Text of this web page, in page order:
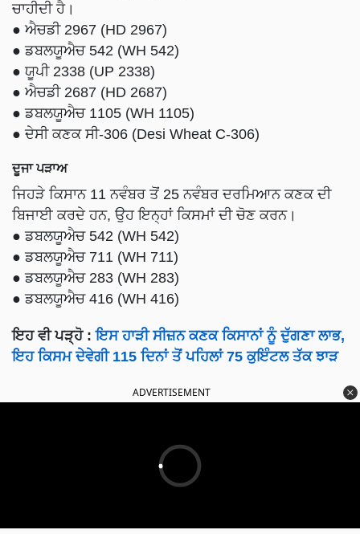
ਚਾਹੀਦੀ ਹੈ।
● ਐਚਡੀ 2967 (HD 2967)
● ਡਬਲਯੂਐਚ 542 (WH 542)
● ਯੂਪੀ 2338 (UP 2338)
● ਐਚਡੀ 2687 (HD 2687)
● ਡਬਲਯੂਐਚ 1105 (WH 1105)
● ਦੇਸੀ ਕਣਕ ਸੀ-306 (Desi Wheat C-306)
ਦੂਜਾ ਪੜਾਅ
ਜਿਹੜੇ ਕਿਸਾਨ 11 ਨਵੰਬਰ ਤੋਂ 25 ਨਵੰਬਰ ਦਰਮਿਆਨ ਕਣਕ ਦੀ
ਬਿਜਾਈ ਕਰਦੇ ਹਨ, ਉਹ ਇਨ੍ਹਾਂ ਕਿਸਮਾਂ ਦੀ ਚੋਣ ਕਰਨ।
● ਡਬਲਯੂਐਚ 542 (WH 542)
● ਡਬਲਯੂਐਚ 711 (WH 711)
● ਡਬਲਯੂਐਚ 283 (WH 283)
● ਡਬਲਯੂਐਚ 416 (WH 416)
ਇਹ ਵੀ ਪੜ੍ਹੋ :ਇਸ ਹਾੜੀ ਸੀਜ਼ਨ ਕਣਕ ਕਿਸਾਨਾਂ ਨੂੰ ਦੁੱਗਣਾ ਲਾਭ,
ਇਹ ਕਿਸਮ ਦੇਵੇਗੀ 115 ਦਿਨਾਂ ਤੋਂ ਪਹਿਲਾਂ 75 ਕੁਇੰਟਲ ਤੱਕ ਝਾੜ
ADVERTISEMENT